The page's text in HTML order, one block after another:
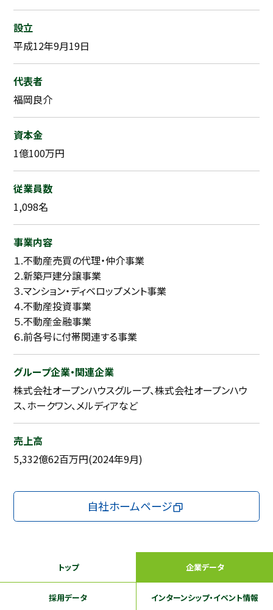
設立
平成12年9月19日
代表者
福岡良介
資本金
1億100万円
従業員数
1,098名
事業内容
１.不動産売買の代理・仲介事業
２.新築戸建分譲事業
３.マンション・ディベロップメント事業
４.不動産投資事業
５.不動産金融事業
６.前各号に付帯関連する事業
グループ企業・関連企業
株式会社オープンハウスグループ、株式会社オープンハウ
ス、ホークワン、メルディアなど
売上高
5,332億62百万円(2024年9月)
自社ホームページ
トップ 企業データ
採用データ インターンシップ・イベント情報